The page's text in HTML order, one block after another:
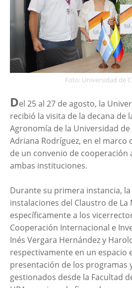
Foto: Universidad de
Del 25 al 27 de agosto, la
recibió la visita de la decana de
Agronomía de la Universidad de
Adriana Rodríguez, en el marco
de un convenio de cooperación
ambas instituciones.
Durante su primera instancia,
instalaciones del Claustro de La
específicamente a los
Cooperación Internacional e
Inés Vergara Hernández y
respectivamente en un espacio
presentación de los programas
gestionados desde la Facultad